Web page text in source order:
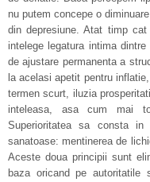
nu putem concepe o
din depresiune. Atat timp
intelege legatura intima
de ajustare permanenta a
la acelasi apetit pentru
termen scurt, iluzia
inteleasa, asa cum mai
Superioritatea sa consta in
sanatoase: mentinerea de
Aceste doua principii sunt
baza oricand pe autoritatile